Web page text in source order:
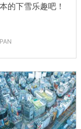
的下雪乐趣吧！